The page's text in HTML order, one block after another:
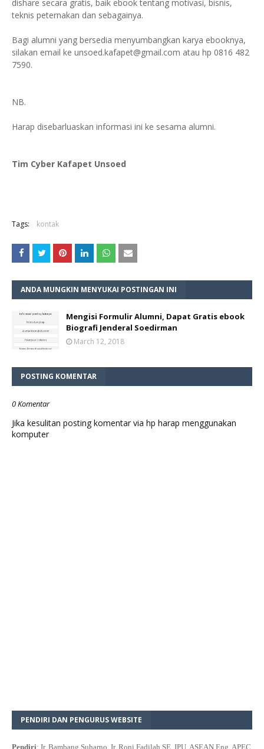
dishare secara gratis, baik ebook tentang motivasi, bisnis,
teknis peternakan dan sebagainya.
Bagi alumni yang bersedia menyumbangkan karya ebooknya,
silakan email ke unsoed.kafapet@gmail.com atau hp 0816 482
7590.
NB.
Harap disebarluaskan informasi ini ke sesama alumni.
Tim Cyber Kafapet Unsoed
Tags: kontak
ANDA MUNGKIN MENYUKAI POSTINGAN INI
Mengisi Formulir Alumni, Dapat Gratis ebook
Biografi Jenderal Soedirman
March 12, 2018
POSTING KOMENTAR
0 Komentar
Jika kesulitan posting komentar via hp harap menggunakan
komputer
PENDIRI DAN PENGURUS WEBSITE
Pendiri: Ir. Bambang Suharno, Ir. Roni Fadilah SE.,IPU, ASEAN Eng, APEC